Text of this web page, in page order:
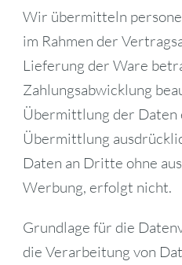
Wir übermitteln
im Rahmen der
Lieferung der Ware
Zahlungsabwicklung
Übermittlung der Daten
Übermittlung
Daten an Dritte ohne
Werbung, erfolgt nicht.
Grundlage für die
die Verarbeitung von